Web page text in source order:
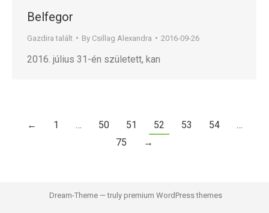
Belfegor
Gazdira talált By Csillag Alexandra 2016-09-26
2016. július 31-én született, kan
← 1 … 50 51 52 53 54
…
75
→
Dream-Theme — truly premium WordPress themes